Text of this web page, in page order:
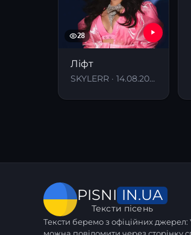
28
Ліфт
SKYLERR · 14.08.2024
PISNI IN.UA
Тексти пісень
Тексти беремо з офіційних джерел: